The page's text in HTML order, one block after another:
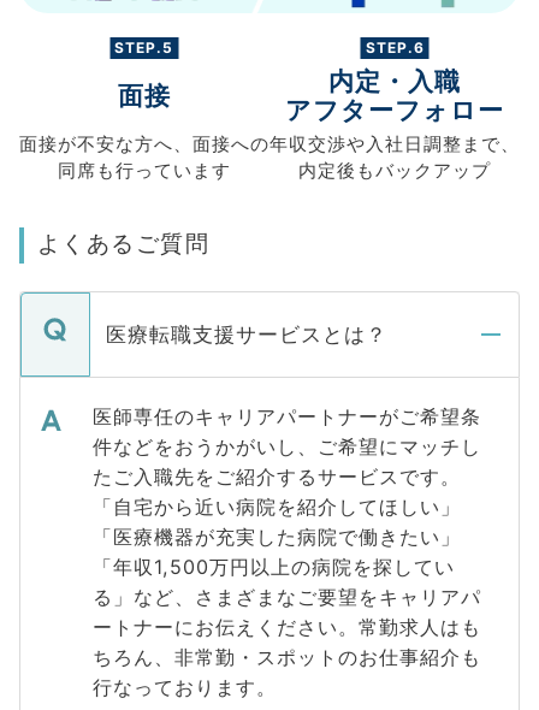
STEP.5
面接
面接が不安な方へ、 面接への
同席も行っています
STEP.6
内定・入職
アフターフォロー
年収交渉や入社日調整まで、
内定後もバックアップ
よくあるご質問
医療転職支援サービスとは？
医師専任のキャリアパートナーがご希望条
件などをおうかがいし、ご希望にマッチし
たご入職先をご紹介するサービスです。
「自宅から近い病院を紹介してほしい」
「医療機器が充実した病院で働きたい」
「年収1,500万円以上の病院を探してい
る」など、さまざまなご要望をキャリアパ
ートナーにお伝えください。常勤求人はも
ちろん、非常勤・スポットのお仕事紹介も
行なっております。